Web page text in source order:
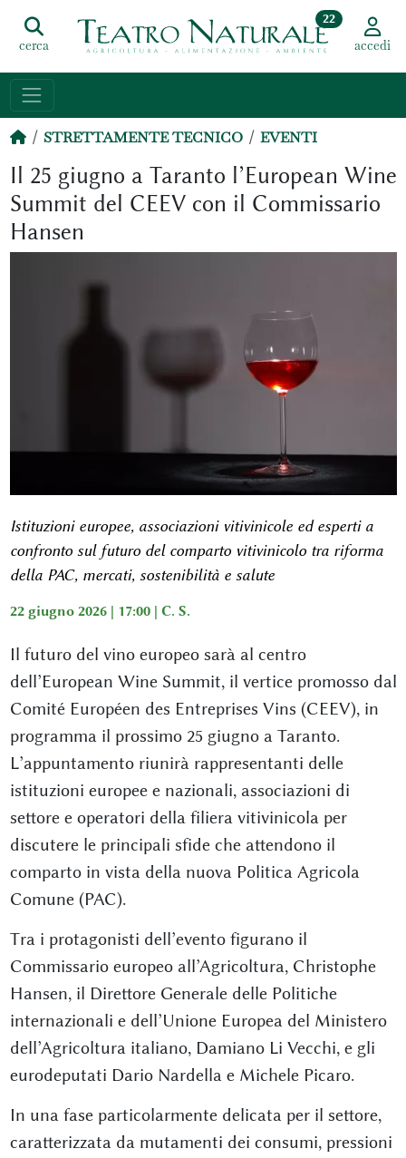
cerca
22
accedi
STRETTAMENTE TECNICO EVENTI
Il 25 giugno a Taranto l’European Wine
Summit del CEEV con il Commissario
Hansen
Istituzioni europee, associazioni vitivinicole ed esperti a
confronto sul futuro del comparto vitivinicolo tra riforma
della PAC, mercati, sostenibilità e salute
22 giugno 2026 | 17:00 | C. S.
Il futuro del vino europeo sarà al centro
dell’European Wine Summit, il vertice promosso dal
Comité Européen des Entreprises Vins (CEEV), in
programma il prossimo 25 giugno a Taranto.
L’appuntamento riunirà rappresentanti delle
istituzioni europee e nazionali, associazioni di
settore e operatori della filiera vitivinicola per
discutere le principali sfide che attendono il
comparto in vista della nuova Politica Agricola
Comune (PAC).
Tra i protagonisti dell’evento figurano il
Commissario europeo all’Agricoltura, Christophe
Hansen, il Direttore Generale delle Politiche
internazionali e dell’Unione Europea del Ministero
dell’Agricoltura italiano, Damiano Li Vecchi, e gli
eurodeputati Dario Nardella e Michele Picaro.
In una fase particolarmente delicata per il settore,
caratterizzata da mutamenti dei consumi, pressioni